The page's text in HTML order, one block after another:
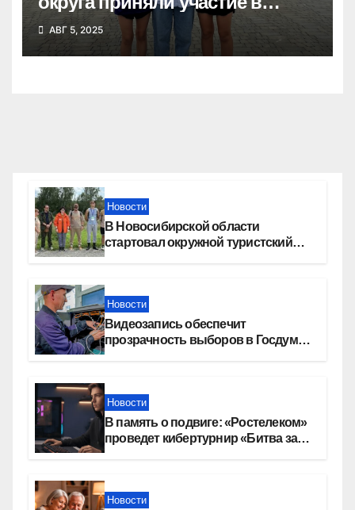
Сибирском марафоне
АВГ 5, 2025
Новости
В Новосибирской области
стартовал окружной туристский
Новости
Видеозапись обеспечит
прозрачность выборов в Госдуму
Новости
В память о подвиге: «Ростелеком»
проведет кибертурнир «Битва за
Новости